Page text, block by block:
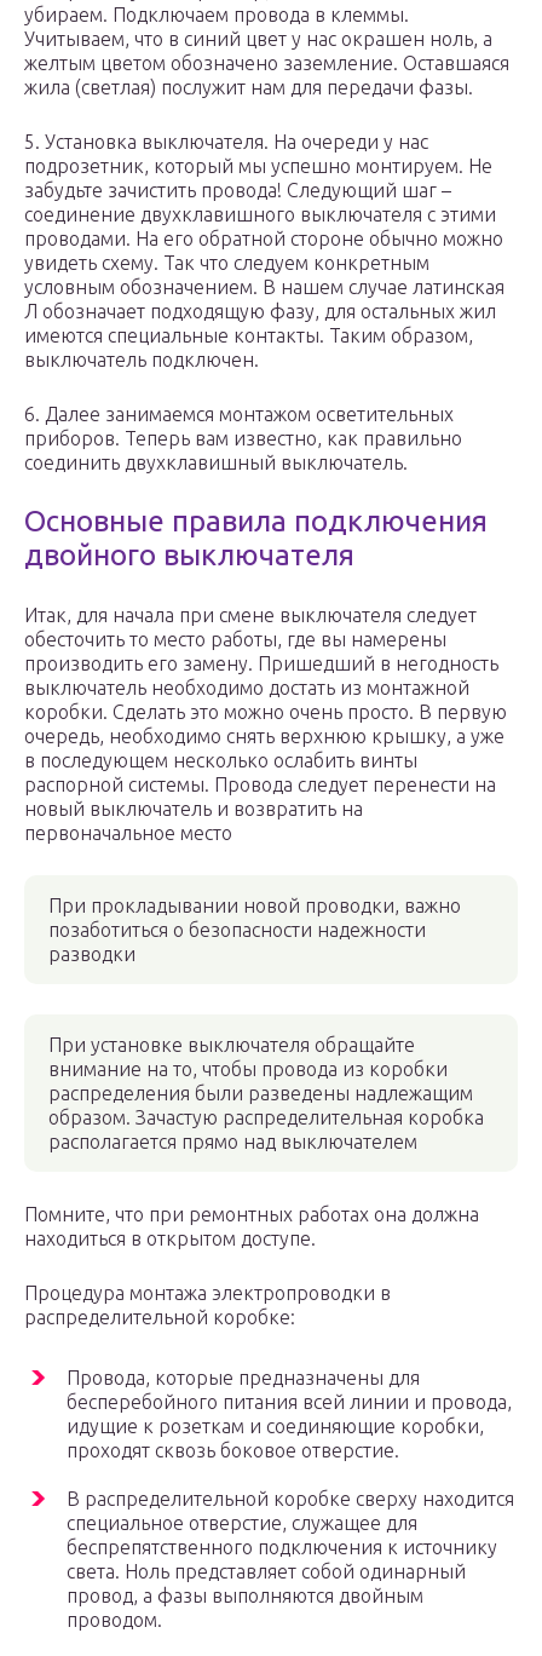
убираем. Подключаем провода в клеммы.
Учитываем, что в синий цвет у нас окрашен ноль, а
желтым цветом обозначено заземление. Оставшаяся
жила (светлая) послужит нам для передачи фазы.
5. Установка выключателя. На очереди у нас
подрозетник, который мы успешно монтируем. Не
забудьте зачистить провода! Следующий шаг –
соединение двухклавишного выключателя с этими
проводами. На его обратной стороне обычно можно
увидеть схему. Так что следуем конкретным
условным обозначением. В нашем случае латинская
Л обозначает подходящую фазу, для остальных жил
имеются специальные контакты. Таким образом,
выключатель подключен.
6. Далее занимаемся монтажом осветительных
приборов. Теперь вам известно, как правильно
соединить двухклавишный выключатель.
Основные правила подключения
двойного выключателя
Итак, для начала при смене выключателя следует
обесточить то место работы, где вы намерены
производить его замену. Пришедший в негодность
выключатель необходимо достать из монтажной
коробки. Сделать это можно очень просто. В первую
очередь, необходимо снять верхнюю крышку, а уже
в последующем несколько ослабить винты
распорной системы. Провода следует перенести на
новый выключатель и возвратить на
первоначальное место
При прокладывании новой проводки, важно
позаботиться о безопасности надежности
разводки
При установке выключателя обращайте
внимание на то, чтобы провода из коробки
распределения были разведены надлежащим
образом. Зачастую распределительная коробка
располагается прямо над выключателем
Помните, что при ремонтных работах она должна
находиться в открытом доступе.
Процедура монтажа электропроводки в
распределительной коробке:
Провода, которые предназначены для
бесперебойного питания всей линии и провода,
идущие к розеткам и соединяющие коробки,
проходят сквозь боковое отверстие.
В распределительной коробке сверху находится
специальное отверстие, служащее для
беспрепятственного подключения к источнику
света. Ноль представляет собой одинарный
провод, а фазы выполняются двойным
проводом.